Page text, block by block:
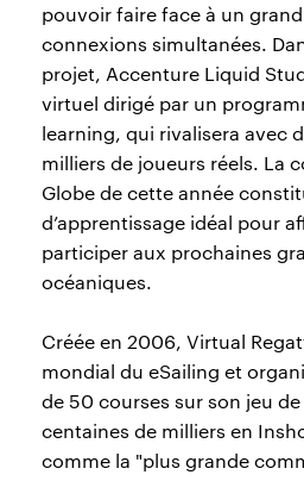
pouvoir faire face à un
connexions simultanées.
projet, Accenture Liquid
virtuel dirigé par un
learning, qui rivalisera avec
milliers de joueurs réels. La
Globe de cette année
d’apprentissage idéal pour
participer aux prochaines
océaniques.
Créée en 2006, Virtual
mondial du eSailing et
de 50 courses sur son jeu
centaines de milliers en
comme la "plus grande